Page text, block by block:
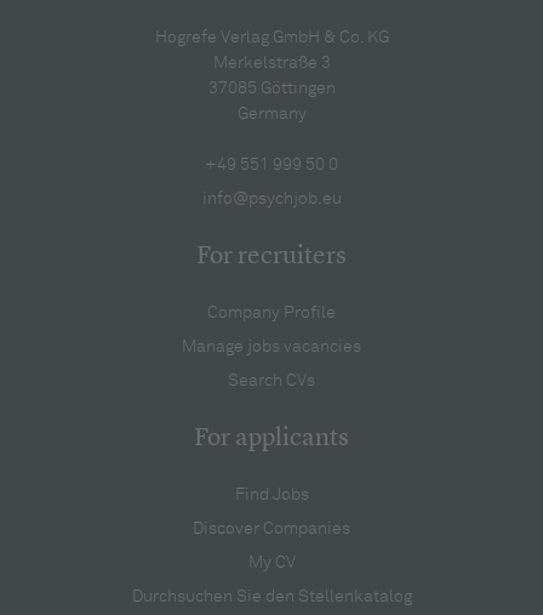
Hogrefe Verlag GmbH & Co. KG
Merkelstraße 3
37085 Göttingen
Germany
+49 551 999 50 0
info@psychjob.eu
For recruiters
Company Profile
Manage jobs vacancies
Search CVs
For applicants
Find Jobs
Discover Companies
My CV
Durchsuchen Sie den Stellenkatalog